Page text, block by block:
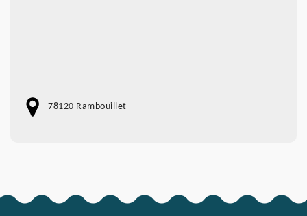
78120 Rambouillet